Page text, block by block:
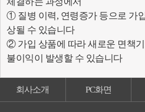
① 질병 이력, 연령증가 등으로 가
상될 수 있습니다
② 가입 상품에 따라 새로운 면책
불이익이 발생할 수 있습니다
회사소개 PC화면